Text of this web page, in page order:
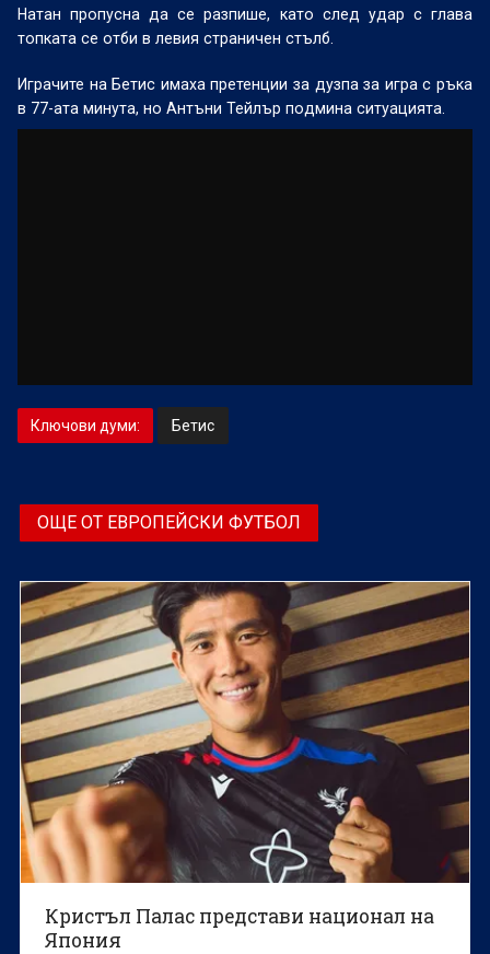
Натан пропусна да се разпише, като след удар с глава
топката се отби в левия страничен стълб.
Играчите на Бетис имаха претенции за дузпа за игра с ръка
в 77-ата минута, но Антъни Тейлър подмина ситуацията.
Ключови думи: Бетис
ОЩЕ ОТ ЕВРОПЕЙСКИ ФУТБОЛ
Кристъл Палас представи национал на
Япония